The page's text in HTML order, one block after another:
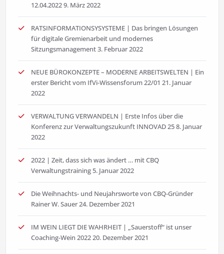
12.04.20229. März 2022
RATSINFORMATIONSYSYSTEME | Das bringen Lösungen
für digitale Gremienarbeit und modernes
Sitzungsmanagement3. Februar 2022
NEUE BÜROKONZEPTE – MODERNE ARBEITSWELTEN | Ein
erster Bericht vom IfVi-Wissensforum 22/01 21. Januar
2022
VERWALTUNG VERWANDELN | Erste Infos über die
Konferenz zur Verwaltungszukunft INNOVAD 258. Januar
2022
2022 | Zeit, dass sich was ändert … mit CBQ
Verwaltungstraining 5. Januar 2022
Die Weihnachts- und Neujahrsworte von CBQ-Gründer
Rainer W. Sauer24. Dezember 2021
IM WEIN LIEGT DIE WAHRHEIT | „Sauerstoff“ ist unser
Coaching-Wein 202220. Dezember 2021